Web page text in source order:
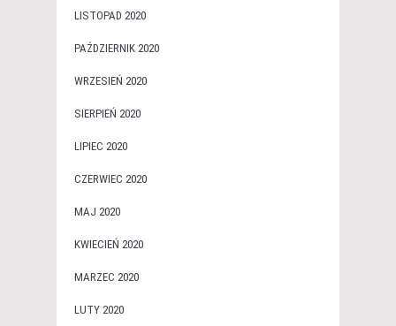
LISTOPAD 2020
PAŹDZIERNIK 2020
WRZESIEŃ 2020
SIERPIEŃ 2020
LIPIEC 2020
CZERWIEC 2020
MAJ 2020
KWIECIEŃ 2020
MARZEC 2020
LUTY 2020